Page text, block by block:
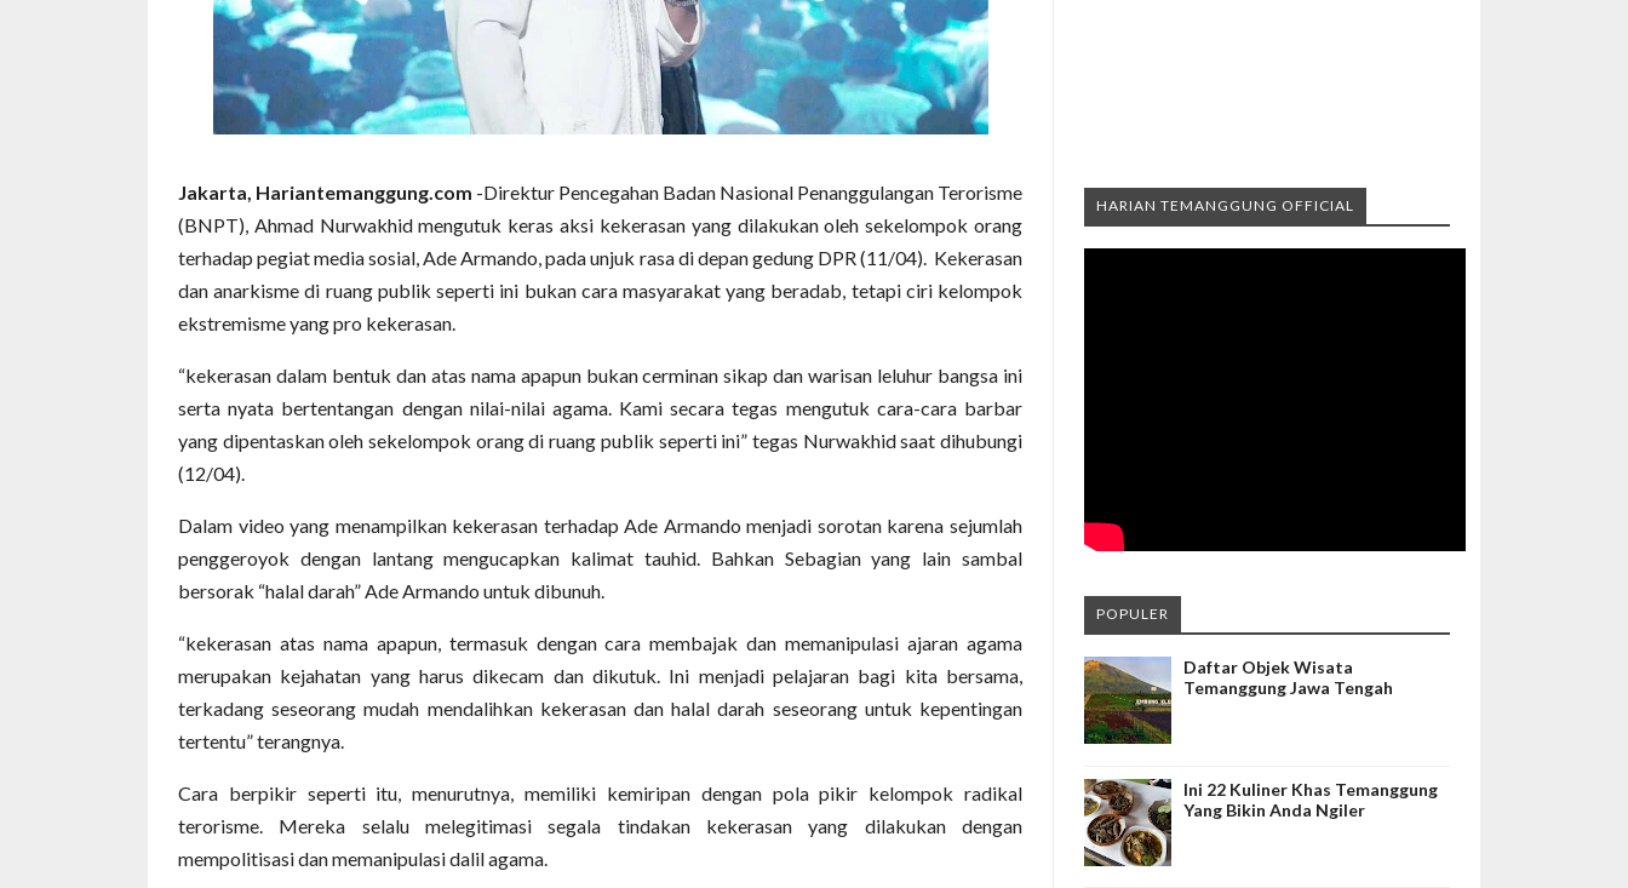
Jakarta, Hariantemanggung.com -Direktur Pencegahan Badan Nasional Penanggulangan Terorisme
(BNPT), Ahmad Nurwakhid mengutuk keras aksi kekerasan yang dilakukan oleh sekelompok orang
terhadap pegiat media sosial, Ade Armando, pada unjuk rasa di depan gedung DPR (11/04). Kekerasan
dan anarkisme di ruang publik seperti ini bukan cara masyarakat yang beradab, tetapi ciri kelompok
ekstremisme yang pro kekerasan.
“kekerasan dalam bentuk dan atas nama apapun bukan cerminan sikap dan warisan leluhur bangsa ini
serta nyata bertentangan dengan nilai-nilai agama. Kami secara tegas mengutuk cara-cara barbar
yang dipentaskan oleh sekelompok orang di ruang publik seperti ini” tegas Nurwakhid saat dihubungi
(12/04).
Dalam video yang menampilkan kekerasan terhadap Ade Armando menjadi sorotan karena sejumlah
penggeroyok dengan lantang mengucapkan kalimat tauhid. Bahkan Sebagian yang lain sambal
bersorak “halal darah” Ade Armando untuk dibunuh.
“kekerasan atas nama apapun, termasuk dengan cara membajak dan memanipulasi ajaran agama
merupakan kejahatan yang harus dikecam dan dikutuk. Ini menjadi pelajaran bagi kita bersama,
terkadang seseorang mudah mendalihkan kekerasan dan halal darah seseorang untuk kepentingan
tertentu” terangnya.
Cara berpikir seperti itu, menurutnya, memiliki kemiripan dengan pola pikir kelompok radikal
terorisme. Mereka selalu melegitimasi segala tindakan kekerasan yang dilakukan dengan
mempolitisasi dan memanipulasi dalil agama.
HARIAN TEMANGGUNG OFFICIAL
POPULER
Daftar Objek Wisata
Temanggung Jawa Tengah
Ini 22 Kuliner Khas Temanggung
Yang Bikin Anda Ngiler